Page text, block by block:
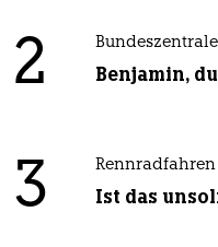
2 Benjamin,
3 Ist das